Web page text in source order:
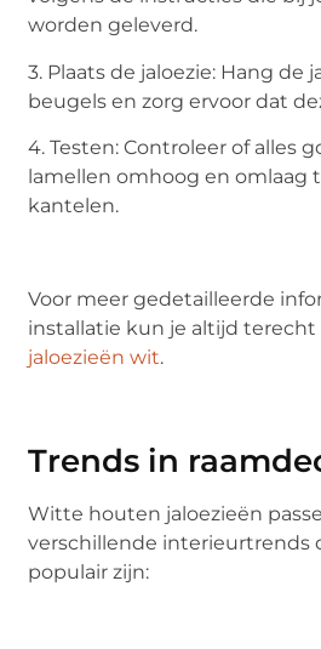
worden geleverd.
3. Plaats de jaloezie: Hang de
beugels en zorg ervoor dat
4. Testen: Controleer of alles
lamellen omhoog en omlaag
kantelen.
Voor meer gedetailleerde
installatie kun je altijd terecht
jaloezieën wit.
Trends in
Witte houten jaloezieën
verschillende interieurtrends
populair zijn: